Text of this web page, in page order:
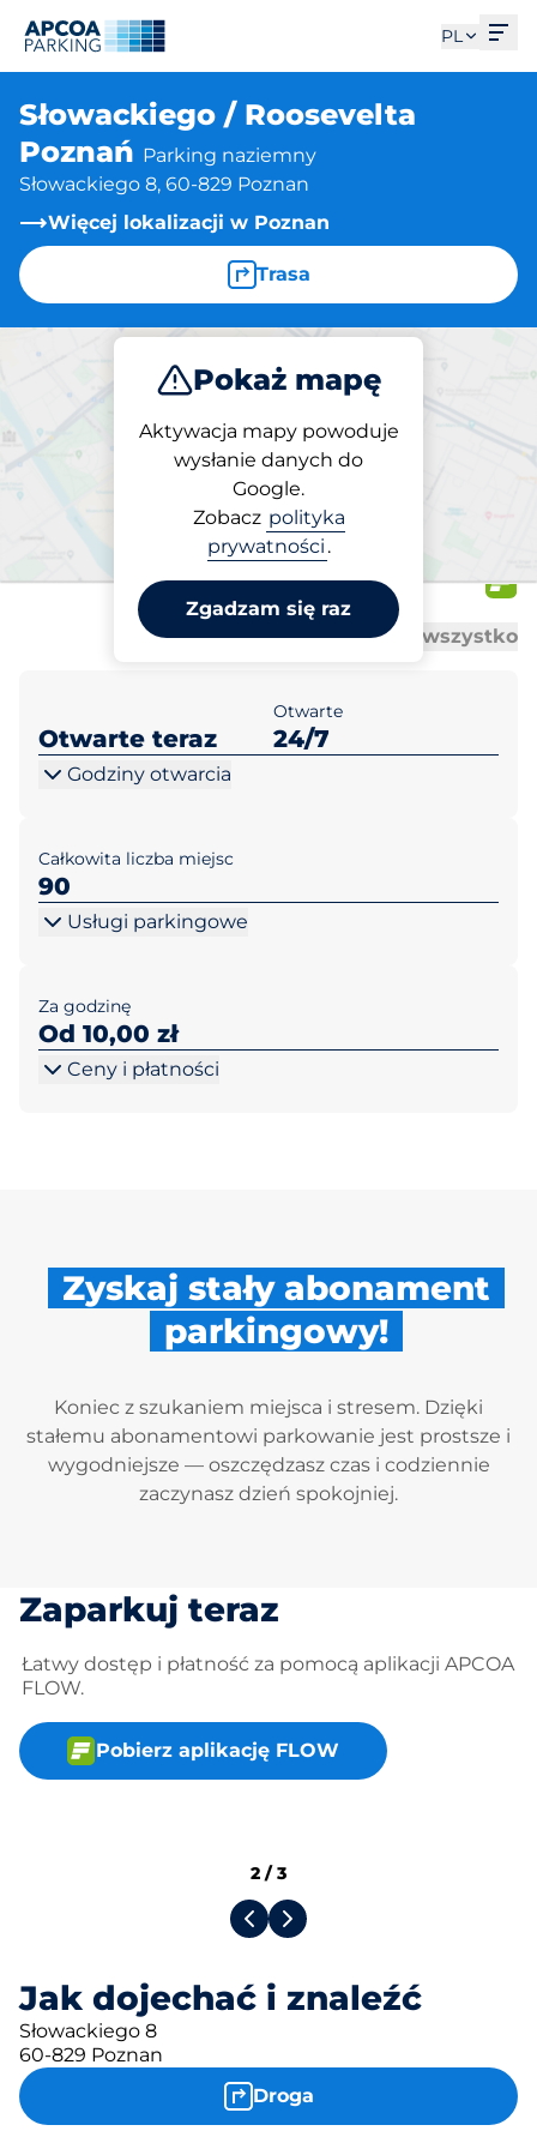
PL
Słowackiego / Roosevelta
Poznań Parking naziemny
Słowackiego 8, 60-829 Poznan
Więcej lokalizacji w Poznan
Trasa
Pokaż mapę
Aktywacja mapy powoduje
wysłanie danych do
Google.
Zobacz polityka
prywatności .
Zgadzam się raz
Parkuj
Parking na miejscu
Słowackiego / Roosevelta
Poznań
Otwórz wszystkoZamknij wszystko
Otwarte teraz
Otwarte
24/7
Godziny otwarcia
Całkowita liczba miejsc
90
Usługi parkingowe
Za godzinę
Od 10,00 zł
Ceny i płatności
Zyskaj stały abonament
parkingowy!
Koniec z szukaniem miejsca i stresem. Dzięki
stałemu abonamentowi parkowanie jest prostsze i
wygodniejsze — oszczędzasz czas i codziennie
zaczynasz dzień spokojniej.
Zaparkuj teraz
Łatwy dostęp i płatność za pomocą aplikacji APCOA
FLOW.
Pobierz aplikację FLOW
Jak dojechać i znaleźć
Słowackiego 8
60-829 Poznan
Droga
2 /3